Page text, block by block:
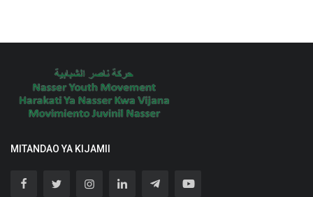
MITANDAO YA KIJAMII